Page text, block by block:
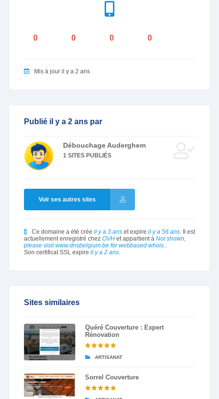
0 0 0 0
Mis à jour il y a 2 ans
Publié il y a 2 ans par
Débouchage Auderghem
1 SITES PUBLIÉS
Voir ses autres sites
Ce domaine a été crée il y a 3 anset expire il y a 56 ans. Il est
actuellement enregistré chez OVHet appartient à Not shown,
please visit www.dnsbelgium.be for webbased whois..
Son certificat SSL expire il y a 2 ans.
Sites similaires
Quéré Couverture : Expert
Rénovation
ARTISANAT
Sorrel Couverture